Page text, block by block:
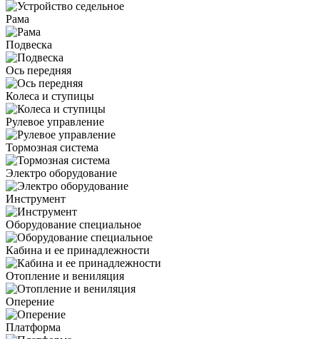
Рама
Подвеска
Ось передняя
Колеса и ступицы
Рулевое управление
Тормозная система
Электро оборудование
Инструмент
Оборудование специальное
Кабина и ее принадлежности
Отопление и вениляция
Оперение
Платформа